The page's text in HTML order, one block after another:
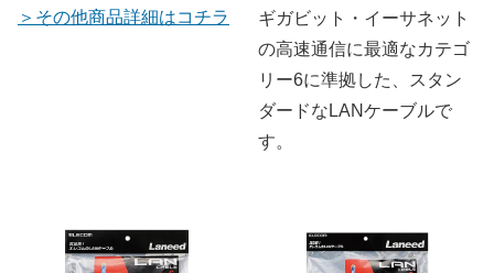
その他商品詳細はコチラ
ギガビット・イーサネット
の高速通信に最適なカテゴ
リー6に準拠した、スタン
ダードなLANケーブルで
す。